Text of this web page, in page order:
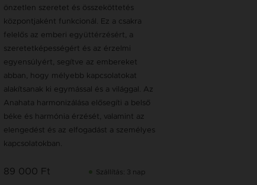
önzetlen szeretet és összeköttetés
központjaként funkcionál. Ez a csakra
felelős az emberi együttérzésért, a
szeretetképességért és az érzelmi
egyensúlyért, segítve az embereket
abban, hogy mélyebb kapcsolatokat
alakítsanak ki egymással és a világgal. Az
Anahata harmonizálása elősegíti a belső
béke és harmónia érzését, valamint az
elengedést és az elfogadást a személyes
kapcsolatokban.
89 000 Ft Szállítás: 3 nap